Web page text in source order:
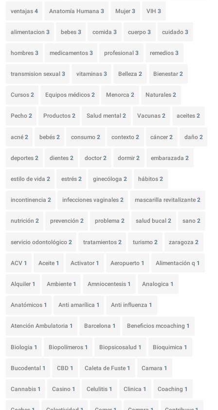
ventajas 4 Anatomía Humana 3 Mujer 3 VIH3
alimentacion 3 bebes 3 comida 3 cuerpo3 cuidado3
hombres 3 medicamentos 3 profesional 3 remedios3
transmision sexual 3 vitaminas 3 Belleza 2 Bienestar2
Cursos 2 Equipos médicos 2 Menorca 2 Naturales2
Pecho 2 Productos 2 Salud mental 2 Vacunas2 aceites2
acné 2 bebés 2 consumo 2 contexto2 cáncer2 daño 2
deportes 2 dientes 2 doctor 2 dormir2 embarazada2
estilo de vida 2 estrés 2 ginecóloga 2 hábitos2
incontinencia 2 infecciones vaginales 2 mascarilla revitalizante 2
nutrición 2 prevención 2 problema 2 salud bucal2 sano2
servicio odontológico 2 tratamientos 2 turismo 2 zaragoza2
ACV 1 Aceite 1 Activator 1 Aeropuerto 1 Alimentación q 1
Alquiler 1 Ambiente 1 Amniocentesis 1 Analogica 1
Anatómicos 1 Anti amarílica 1 Anti influenza 1
Atención Ambulatoria 1 Barcelona 1 Beneficios mcoaching 1
Biologia 1 Biopolímeros 1 Biopsicosalud 1 Bioquimica 1
Bucodental 1 CBD 1 Caleta de Fuste 1 Camara 1
Cannabis 1 Casino 1 Celulitis 1 Clinica 1 Coaching 1